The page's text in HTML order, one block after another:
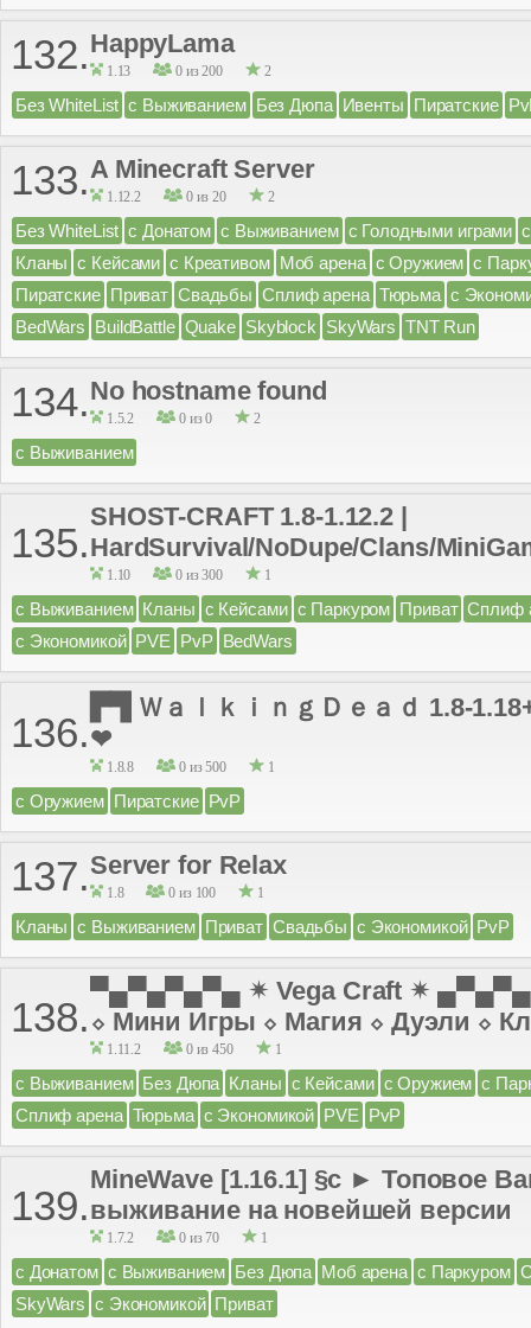
132.HappyLama
1.13 0 из 200 2
Без WhiteList с Выживанием Без Дюпа Ивенты Пиратские
133.A Minecraft Server
1.12.2 0 из 20 2
Без WhiteList с Донатом с Выживанием с Голодными играми
Кланы с Кейсами с Креативом Моб арена с Оружием с
Пиратские Приват Свадьбы Сплиф арена Тюрьма с
BedWars BuildBattle Quake Skyblock SkyWars TNT Run
134.No hostname found
1.5.2 0 из 0 2
с Выживанием
135.
SHOST-CRAFT 1.8-1.12.2 |
HardSurvival/NoDupe/Clans/
1.10 0 из 300 1
с Выживанием Кланы с Кейсами с Паркуром Приват Сплиф
с Экономикой PVE PvP BedWars
136.
▛▜ ＷａｌｋｉｎｇＤｅａｄ 1.8-
❤
1.8.8 0 из 500 1
с Оружием Пиратские PvP
137.Server for Relax
1.8 0 из 100 1
Кланы с Выживанием Приват Свадьбы с Экономикой PvP
138.
▀▄▀▄▀▄▀▄ ✴ Vega Craft ✴
⬦ Мини Игры ⬦ Магия ⬦ Дуэли ⬦
1.11.2 0 из 450 1
с Выживанием Без Дюпа Кланы с Кейсами с Оружием с
Сплиф арена Тюрьма с Экономикой PVE PvP
139.
MineWave [1.16.1] §с ► Топовое
выживание на новейшей версии
1.7.2 0 из 70 1
с Донатом с Выживанием Без Дюпа Моб арена с Паркуром
SkyWars с Экономикой Приват